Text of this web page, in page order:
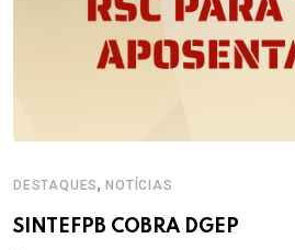
DESTAQUES,NOTÍCIAS
SINTEFPB COBRA DGEP